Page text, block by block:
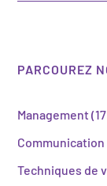
PARCOUREZ
Management
Techniques de